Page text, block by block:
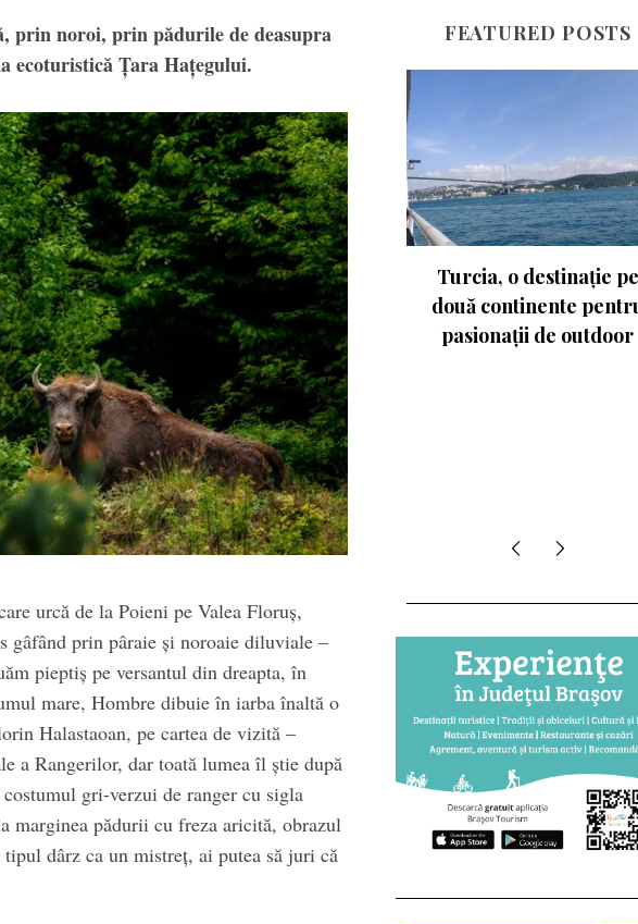
prin noroi, prin pădurile de deasupra
ecoturistică Țara Hațegului.
urcă de la Poieni pe Valea Floruș,
gâfând prin pâraie și noroaie diluviale –
pieptiș pe versantul din dreapta, în
mare, Hombre dibuie în iarba înaltă o
Halastaoan, pe cartea de vizită –
a Rangerilor, dar toată lumea îl știe după
gri-verzui de ranger cu sigla
pădurii cu freza aricită, obrazul
dârz ca un mistreț, ai putea să juri că
FEATURED POSTS
firul lalelei
Turcia, o destinație pe
două continente pentru
pasionații de outdoor
Experimentează
turismul activ în
Ungaria. Budapesta va fi